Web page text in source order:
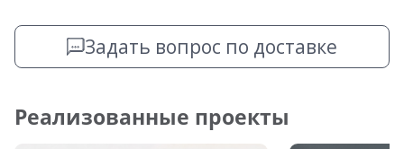
Задать вопрос по доставке
Реализованные проекты